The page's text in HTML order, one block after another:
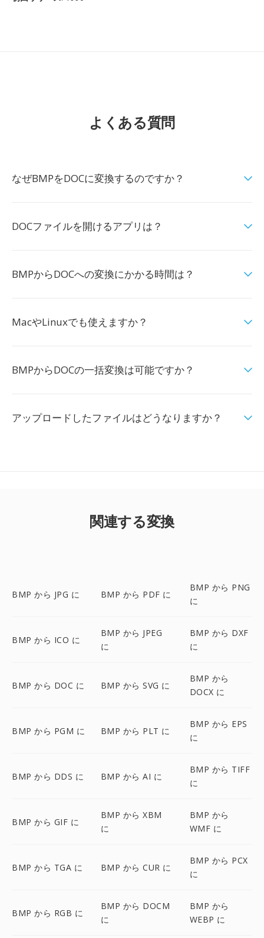
よくある質問
なぜBMPをDOCに変換するのですか？
DOCファイルを開けるアプリは？
BMPからDOCへの変換にかかる時間は？
MacやLinuxでも使えますか？
BMPからDOCの一括変換は可能ですか？
アップロードしたファイルはどうなりますか？
関連する変換
BMP から JPG に BMP から PDF に
BMP から PNG
に
BMP から ICO に
BMP から JPEG
に
BMP から DXF
に
BMP から DOC に BMP から SVG に
BMP から
DOCX に
BMP から PGM に BMP から PLT に
BMP から EPS
に
BMP から DDS に BMP から AI に
BMP から TIFF
に
BMP から GIF に
BMP から XBM
に
BMP から
WMF に
BMP から TGA に BMP から CUR に
BMP から PCX
に
BMP から RGB に
BMP から DOCM
に
BMP から
WEBP に